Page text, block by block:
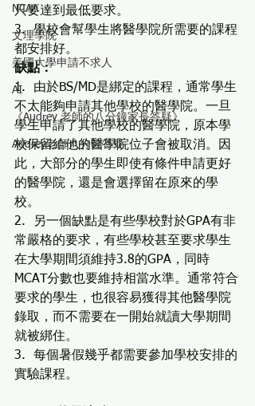
NCAA
文理學院
美國大學申請不求人
AI
《Audrey 老師的八分鐘家長答疑》
Audrey老師八分鐘答疑
只要達到最低要求。
3.  學校會幫學生將醫學院所需要的課程
都安排好。
缺點：
1.  由於BS/MD是綁定的課程，通常學生
不太能夠申請其他學校的醫學院。一旦
學生申請了其他學校的醫學院，原本學
校保留給他的醫學院位子會被取消。因
此，大部分的學生即使有條件申請更好
的醫學院，還是會選擇留在原來的學
校。
2.  另一個缺點是有些學校對於GPA有非
常嚴格的要求，有些學校甚至要求學生
在大學期間須維持3.8的GPA，同時
MCAT分數也要維持相當水準。通常符合
要求的學生，也很容易獲得其他醫學院
錄取，而不需要在一開始就讀大學期間
就被綁住。
3.  每個暑假幾乎都需要參加學校安排的
實驗課程。